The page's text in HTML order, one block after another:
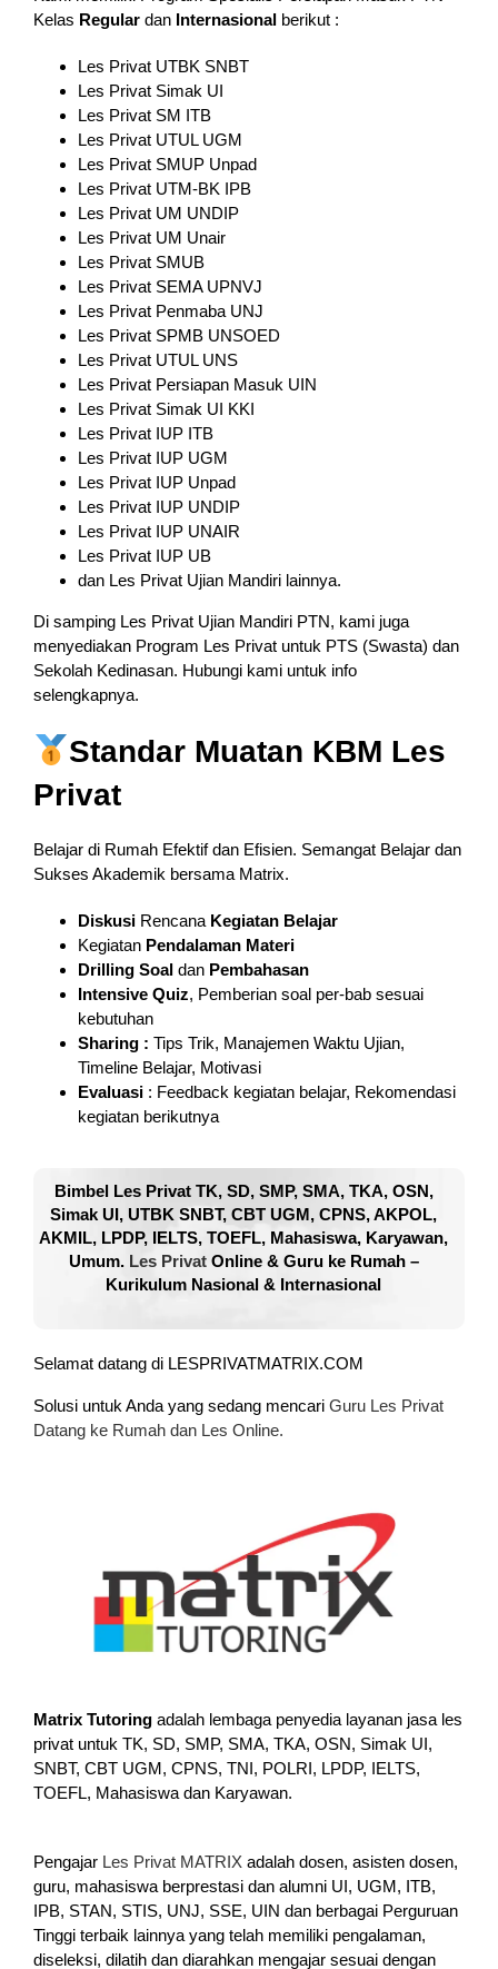
Kelas Regular dan Internasionalberikut :
Les Privat UTBK SNBT
Les Privat Simak UI
Les Privat SM ITB
Les Privat UTUL UGM
Les Privat SMUP Unpad
Les Privat UTM-BK IPB
Les Privat UM UNDIP
Les Privat UM Unair
Les Privat SMUB
Les Privat SEMA UPNVJ
Les Privat Penmaba UNJ
Les Privat SPMB UNSOED
Les Privat UTUL UNS
Les Privat Persiapan Masuk UIN
Les Privat Simak UI KKI
Les Privat IUP ITB
Les Privat IUP UGM
Les Privat IUP Unpad
Les Privat IUP UNDIP
Les Privat IUP UNAIR
Les Privat IUP UB
dan Les Privat Ujian Mandiri lainnya.
Di samping Les Privat Ujian Mandiri PTN, kami juga
menyediakan Program Les Privat untuk PTS (Swasta) dan
Sekolah Kedinasan. Hubungi kami untuk info
selengkapnya.
Standar Muatan KBM Les
Privat
Belajar di Rumah Efektif dan Efisien. Semangat Belajar dan
Sukses Akademik bersama Matrix.
Diskusi Rencana Kegiatan Belajar
Kegiatan Pendalaman Materi
Drilling Soaldan Pembahasan
Intensive Quiz, Pemberian soal per-bab sesuai
kebutuhan
Sharing : Tips Trik, Manajemen Waktu Ujian,
Timeline Belajar, Motivasi
Evaluasi: Feedback kegiatan belajar, Rekomendasi
kegiatan berikutnya
Bimbel Les Privat TK, SD, SMP, SMA, TKA, OSN,
Simak UI, UTBK SNBT, CBT UGM, CPNS, AKPOL,
AKMIL, LPDP, IELTS, TOEFL, Mahasiswa, Karyawan,
Umum. Les PrivatOnline & Guru ke Rumah –
Kurikulum Nasional & Internasional
Selamat datang di LESPRIVATMATRIX.COM
Solusi untuk Anda yang sedang mencari Guru Les Privat
Datang ke Rumah dan Les Online.
Matrix Tutoring adalah lembaga penyedia layanan jasa les
privat untuk TK, SD, SMP, SMA, TKA, OSN, Simak UI,
SNBT, CBT UGM, CPNS, TNI, POLRI, LPDP, IELTS,
TOEFL, Mahasiswa dan Karyawan.
Pengajar Les Privat MATRIX adalah dosen, asisten dosen,
guru, mahasiswa berprestasi dan alumni UI, UGM, ITB,
IPB, STAN, STIS, UNJ, SSE, UIN dan berbagai Perguruan
Tinggi terbaik lainnya yang telah memiliki pengalaman,
diseleksi, dilatih dan diarahkan mengajar sesuai dengan